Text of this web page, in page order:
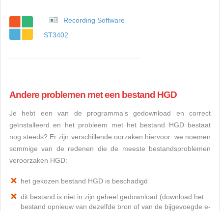
Recording Software
ST3402
Andere problemen met een bestand HGD
Je hebt een van de programma's gedownload en correct
geïnstalleerd en het probleem met het bestand HGD bestaat
nog steeds? Er zijn verschillende oorzaken hiervoor: we noemen
sommige van de redenen die de meeste bestandsproblemen
veroorzaken HGD:
het gekozen bestand HGD is beschadigd
dit bestand is niet in zijn geheel gedownload (download het
bestand opnieuw van dezelfde bron of van de bijgevoegde e-